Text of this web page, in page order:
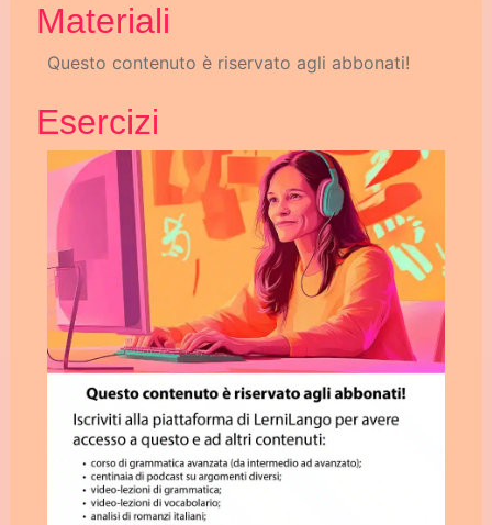
Materiali
Questo contenuto è riservato agli abbonati!
Esercizi